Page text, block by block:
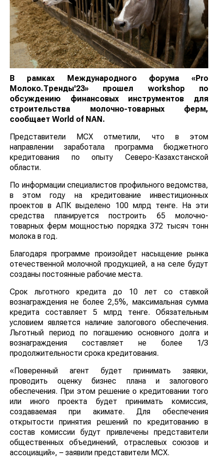
В рамках Международного форума «Pro
Молоко.Тренды'23» прошел workshop по
обсуждению финансовых инструментов для
строительства молочно-товарных ферм,
сообщает World of NAN.
Представители МСХ отметили, что в этом
направлении заработала программа бюджетного
кредитования по опыту Северо-Казахстанской
области.
По информации специалистов профильного ведомства,
в этом году на кредитование инвестиционных
проектов в АПК выделено 100 млрд тенге. На эти
средства планируется построить 65 молочно-
товарных ферм мощностью порядка 372 тысяч тонн
молока в год.
Благодаря программе произойдет насыщение рынка
отечественной молочной продукцией, а на селе будут
созданы постоянные рабочие места.
Срок льготного кредита до 10 лет со ставкой
вознаграждения не более 2,5%, максимальная сумма
кредита составляет 5 млрд тенге. Обязательным
условием является наличие залогового обеспечения.
Льготный период по погашению основного долга и
вознаграждения составляет не более 1/3
продолжительности срока кредитования.
«Поверенный агент будет принимать заявки,
проводить оценку бизнес плана и залогового
обеспечения. При этом решение о кредитовании того
или иного проекта будет принимать комиссия,
создаваемая при акимате. Для обеспечения
открытости принятия решений по кредитованию в
состав комиссии будут привлечены представители
общественных объединений, отраслевых союзов и
ассоциаций», – заявили представители МСХ.